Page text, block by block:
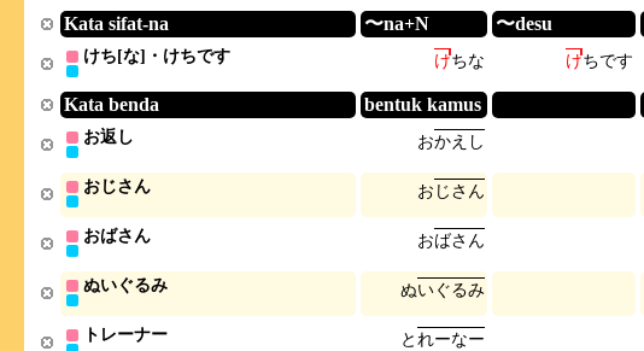
Kata sifat-na 〜na+N 〜desu
けち[な]・けちです けちな けちです
Kata benda bentuk kamus
お返し おかえ し
おじさん お じさ ん
おばさん おばさ ん
ぬいぐるみ ぬいぐるみ
トレーナー とれーなー